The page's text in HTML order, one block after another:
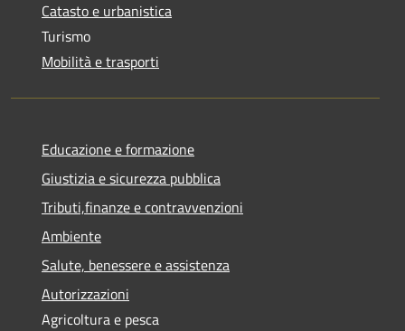
Catasto e urbanistica
Turismo
Mobilità e trasporti
Educazione e formazione
Giustizia e sicurezza pubblica
Tributi,finanze e contravvenzioni
Ambiente
Salute, benessere e assistenza
Autorizzazioni
Agricoltura e pesca